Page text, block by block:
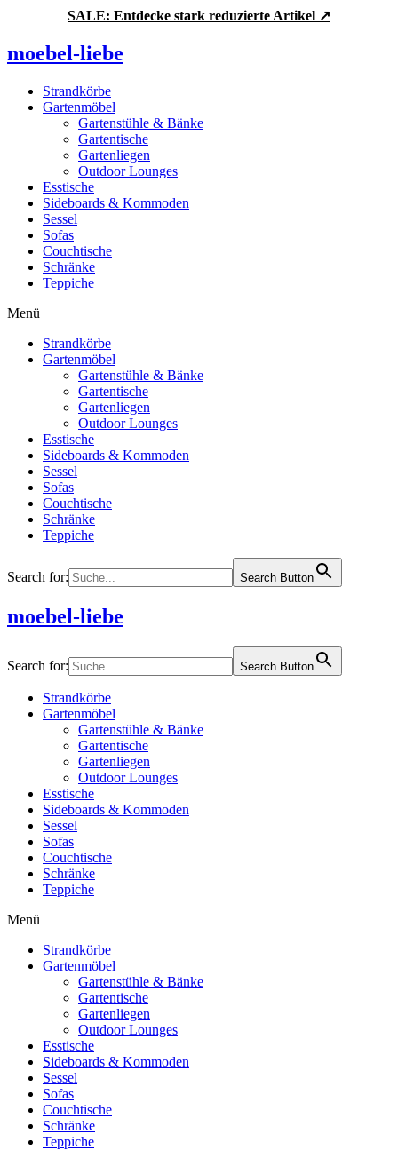
springen
SALE: Entdecke stark reduzierte Artikel ↗
moebel-liebe
Strandkörbe
Gartenmöbel
Gartenstühle & Bänke
Gartentische
Gartenliegen
Outdoor Lounges
Esstische
Sideboards & Kommoden
Sessel
Sofas
Couchtische
Schränke
Teppiche
Menü
Strandkörbe
Gartenmöbel
Gartenstühle & Bänke
Gartentische
Gartenliegen
Outdoor Lounges
Esstische
Sideboards & Kommoden
Sessel
Sofas
Couchtische
Schränke
Teppiche
Search for: Search Button
moebel-liebe
Search for: Search Button
Strandkörbe
Gartenmöbel
Gartenstühle & Bänke
Gartentische
Gartenliegen
Outdoor Lounges
Esstische
Sideboards & Kommoden
Sessel
Sofas
Couchtische
Schränke
Teppiche
Menü
Strandkörbe
Gartenmöbel
Gartenstühle & Bänke
Gartentische
Gartenliegen
Outdoor Lounges
Esstische
Sideboards & Kommoden
Sessel
Sofas
Couchtische
Schränke
Teppiche